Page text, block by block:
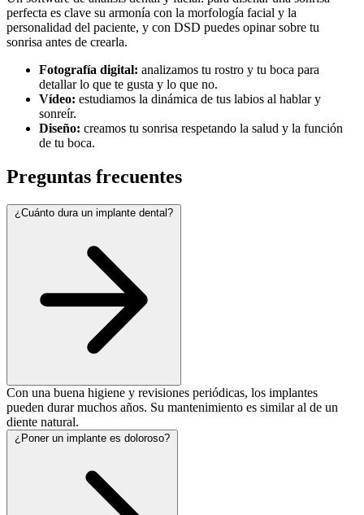
perfecta es clave su armonía con la morfología facial y la
personalidad del paciente, y con DSD puedes opinar sobre tu
sonrisa antes de crearla.
Fotografía digital: analizamos tu rostro y tu boca para
detallar lo que te gusta y lo que no.
Vídeo: estudiamos la dinámica de tus labios al hablar y
sonreír.
Diseño: creamos tu sonrisa respetando la salud y la función
de tu boca.
Preguntas frecuentes
¿Cuánto dura un implante dental?
Con una buena higiene y revisiones periódicas, los implantes
pueden durar muchos años. Su mantenimiento es similar al de un
diente natural.
¿Poner un implante es doloroso?